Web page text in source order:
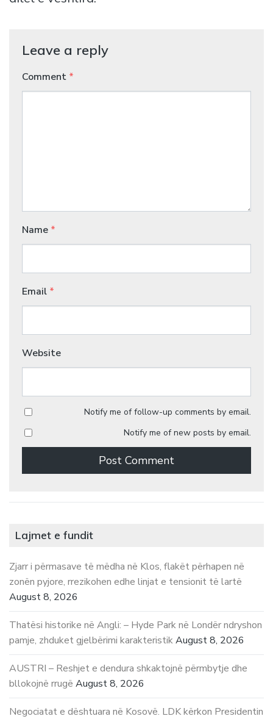
Leave a reply
Comment *
Name *
Email *
Website
Notify me of follow-up comments by email.
Notify me of new posts by email.
Lajmet e fundit
Zjarr i përmasave të mëdha në Klos, flakët përhapen në
zonën pyjore, rrezikohen edhe linjat e tensionit të lartë
August 8, 2026
Thatësi historike në Angli: – Hyde Park në Londër ndryshon
pamje, zhduket gjelbërimi karakteristikAugust 8, 2026
AUSTRI – Reshjet e dendura shkaktojnë përmbytje dhe
bllokojnë rrugë August 8, 2026
Negociatat e dështuara në Kosovë. LDK kërkon Presidentin